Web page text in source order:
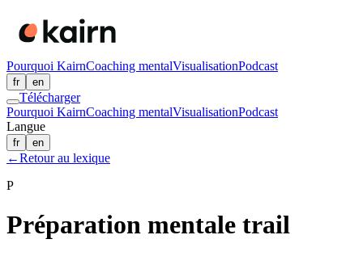
Pourquoi KairnCoaching mentalVisualisationPodcast
fr en
Télécharger
Pourquoi KairnCoaching mentalVisualisationPodcast
Langue
fr en
←Retour au lexique
P
Préparation mentale trail